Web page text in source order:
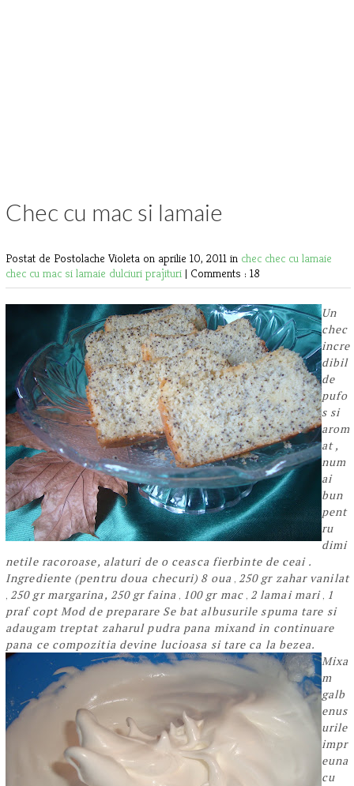
Chec cu mac si lamaie
Postat de Postolache Violeta on aprilie 10, 2011 in chec chec cu lamaie
chec cu mac si lamaie dulciuri prajituri | Comments : 18
Un
chec
incre
dibil
de
pufo
s si
arom
at ,
num
ai
bun
pent
ru
dimi
netile racoroase, alaturi de o ceasca fierbinte de ceai .
Ingrediente (pentru doua checuri) 8 oua 250 gr zahar vanilat
250 gr margarina, 250 gr faina 100 gr mac, 2 lamai mari, 1
praf coptMod de preparare Se bat albusurile spuma tare si
adaugam treptat zaharul pudra pana mixand in continuare
pana ce compozitia devine lucioasa si tare ca la bezea.
Mixa
m
galb
enus
urile
impr
euna
cu